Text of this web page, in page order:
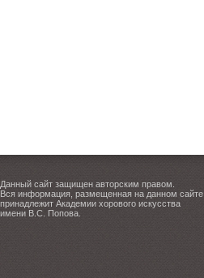
Данный сайт защищен авторским правом.
Вся информация, размещенная на данном сайте,
принадлежит Академии хорового искусства
имени В.С. Попова.